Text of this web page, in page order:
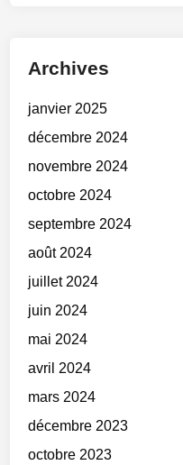
Archives
janvier 2025
décembre 2024
novembre 2024
octobre 2024
septembre 2024
août 2024
juillet 2024
juin 2024
mai 2024
avril 2024
mars 2024
décembre 2023
octobre 2023